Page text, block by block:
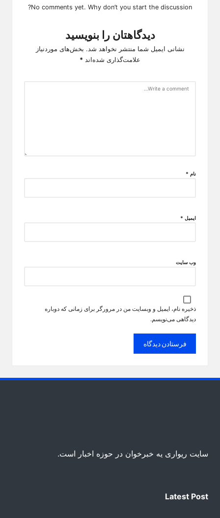
No comments yet. Why don’t you start the discussion?
دیدگاهتان را بنویسید
نشانی ایمیل شما منتشر نخواهد شد. بخش‌های موردنیاز
علامت‌گذاری شده‌اند *
نام *
ایمیل *
وب‌ سایت
ذخیره نام، ایمیل و وبسایت من در مرورگر برای زمانی که دوباره
دیدگاهی می‌نویسم.
سایت ریواری یه خبرخوان در حوزه اخبار است.
Latest Post